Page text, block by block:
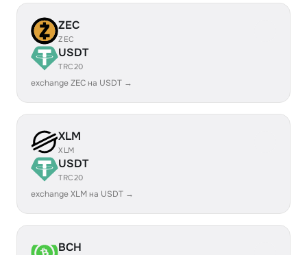
ZEC
ZEC
USDT
TRC20
exchange ZEC на USDT →
XLM
XLM
USDT
TRC20
exchange XLM на USDT →
BCH